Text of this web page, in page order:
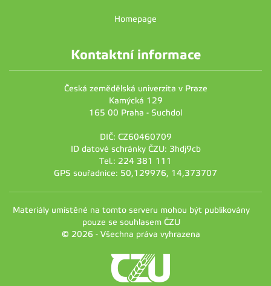
Homepage
Kontaktní informace
Česká zemědělská univerzita v Praze
Kamýcká 129
165 00 Praha - Suchdol
DIČ: CZ60460709
ID datové schránky ČZU: 3hdj9cb
Tel.: 224 381 111
GPS souřadnice: 50,129976, 14,373707
Materiály umístěné na tomto serveru mohou být publikovány
pouze se souhlasem ČZU
© 2026 - Všechna práva vyhrazena